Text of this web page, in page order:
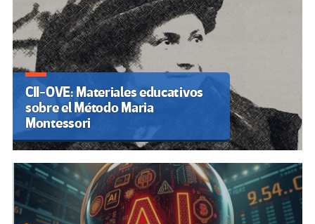
CII-OVE: Materiales educativos
sobre el Método Maria
Montessori